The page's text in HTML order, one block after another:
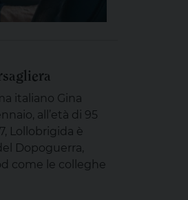
italiano Gina
all’età di 95
Lollobrigida è
Dopoguerra,
come le colleghe